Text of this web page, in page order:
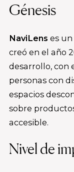
Génesis
NaviLens es
creó en el año
desarrollo, con
personas con
espacios
sobre
accesible.
Nivel de